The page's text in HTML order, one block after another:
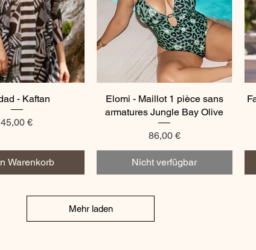
- Kaftan
Preis
45,00 €
Warenkorb
Schnellansicht
Elomi - Maillot 1 pièce sans
armatures Jungle Bay Olive
Preis
86,00 €
Nicht verfügbar
Mehr laden